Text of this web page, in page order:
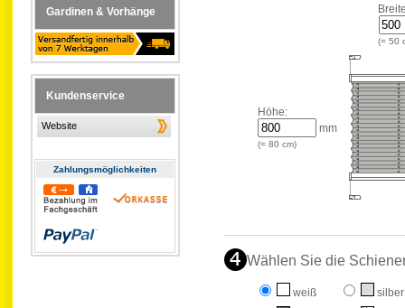
Gardinen & Vorhänge
Kundenservice
Website
Zahlungs­möglichkeiten
(=50
Höhe:
mm
(= 80 cm)
Wählen Sie die
weiß
silber